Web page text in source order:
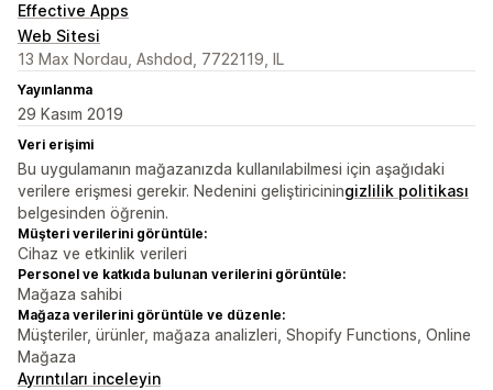
Effective Apps
Web Sitesi
13 Max Nordau, Ashdod, 7722119, IL
Yayınlanma
29 Kasım 2019
Veri erişimi
Bu uygulamanın mağazanızda kullanılabilmesi için aşağıdaki
verilere erişmesi gerekir. Nedenini geliştiriciningizlilik politikası
belgesinden öğrenin.
Müşteri verilerini görüntüle:
Cihaz ve etkinlik verileri
Personel ve katkıda bulunan verilerini görüntüle:
Mağaza sahibi
Mağaza verilerini görüntüle ve düzenle:
Müşteriler, ürünler, mağaza analizleri, Shopify Functions, Online
Mağaza
Ayrıntıları inceleyin